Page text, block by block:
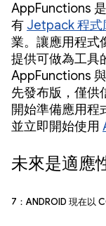
AppFunctions 是
有 Jetpack 程式
業。讓應用程式
提供可做為工具
AppFunctions
先發布版，僅供
開始準備應用程
並立即開始使用
未來是適應
7：Android 現在以